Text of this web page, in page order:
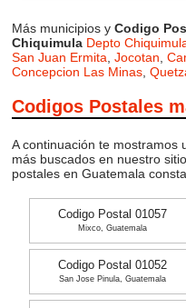
Más municipios y Codigo
Chiquimula Depto
San Juan Ermita Jocotan
Concepcion Las Minas
Codigos Postales
A continuación te mostramos
más buscados en nuestro
postales en Guatemala
Codigo Postal 01057
Mixco, Guatemala
Codigo Postal 01052
San Jose Pinula, Guatemala